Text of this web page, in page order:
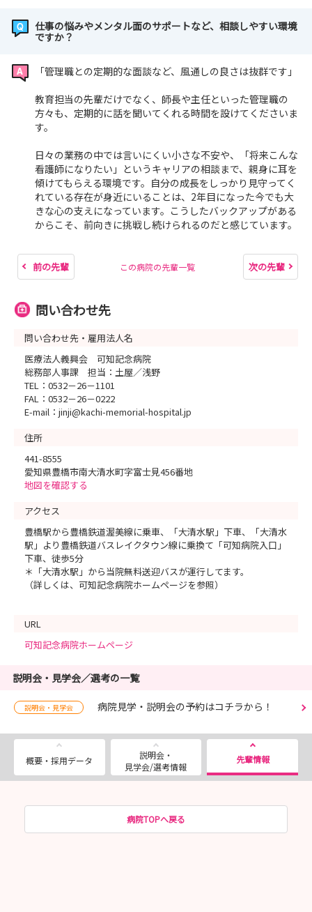
仕事の悩みやメンタル面のサポートなど、相談しやすい環境
ですか？
「管理職との定期的な面談など、風通しの良さは抜群です」
教育担当の先輩だけでなく、師長や主任といった管理職の
方々も、定期的に話を聞いてくれる時間を設けてくださいま
す。
日々の業務の中では言いにくい小さな不安や、「将来こんな
看護師になりたい」というキャリアの相談まで、親身に耳を
傾けてもらえる環境です。自分の成長をしっかり見守ってく
れている存在が身近にいることは、2年目になった今でも大
きな心の支えになっています。こうしたバックアップがある
からこそ、前向きに挑戦し続けられるのだと感じています。
前の先輩 この病院の先輩一覧 次の先輩
問い合わせ先
問い合わせ先・雇用法人名
医療法人義興会 可知記念病院
総務部人事課 担当：土屋／浅野
TEL：0532－26－1101
FAL：0532－26－0222
E-mail：jinji@kachi-memorial-hospital.jp
住所
441-8555
愛知県豊橋市南大清水町字富士見456番地
地図を確認する
アクセス
豊橋駅から豊橋鉄道渥美線に乗車、「大清水駅」下車、「大清水
駅」より豊橋鉄道バスレイクタウン線に乗換て「可知病院入口」
下車、徒歩5分
＊「大清水駅」から当院無料送迎バスが運行してます。
（詳しくは、可知記念病院ホームページを参照）
URL
可知記念病院ホームページ
説明会・見学会／選考の一覧
説明会・見学会 病院見学・説明会の予約はコチラから！
概要・採用データ
説明会・
見学会/選考情報
先輩情報
病院TOPへ戻る